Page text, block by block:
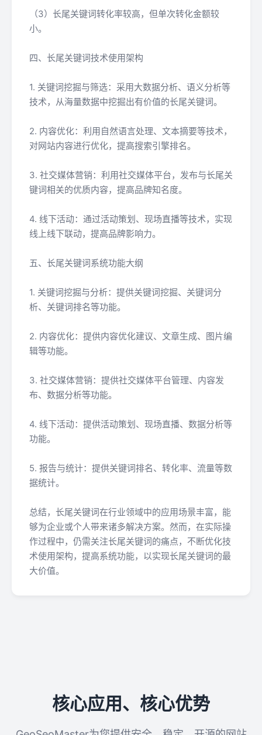
（3）长尾关键词转化率较高，但单次转化金额较
小。
四、长尾关键词技术使用架构
1. 关键词挖掘与筛选：采用大数据分析、语义分析等
技术，从海量数据中挖掘出有价值的长尾关键词。
2. 内容优化：利用自然语言处理、文本摘要等技术，
对网站内容进行优化，提高搜索引擎排名。
3. 社交媒体营销：利用社交媒体平台，发布与长尾关
键词相关的优质内容，提高品牌知名度。
4. 线下活动：通过活动策划、现场直播等技术，实现
线上线下联动，提高品牌影响力。
五、长尾关键词系统功能大纲
1. 关键词挖掘与分析：提供关键词挖掘、关键词分
析、关键词排名等功能。
2. 内容优化：提供内容优化建议、文章生成、图片编
辑等功能。
3. 社交媒体营销：提供社交媒体平台管理、内容发
布、数据分析等功能。
4. 线下活动：提供活动策划、现场直播、数据分析等
功能。
5. 报告与统计：提供关键词排名、转化率、流量等数
据统计。
总结，长尾关键词在行业领域中的应用场景丰富，能
够为企业或个人带来诸多解决方案。然而，在实际操
作过程中，仍需关注长尾关键词的痛点，不断优化技
术使用架构，提高系统功能，以实现长尾关键词的最
大价值。
核心应用、核心优势